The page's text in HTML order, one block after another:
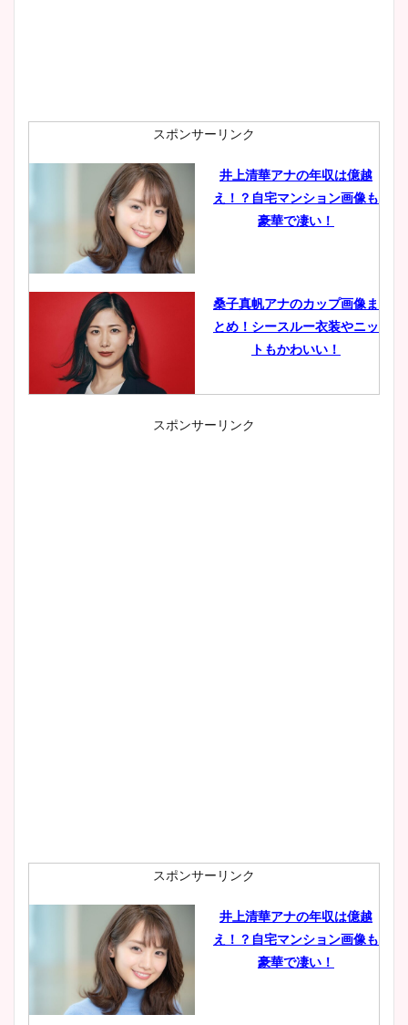
スポンサーリンク
井上清華アナの年収は億越
え！？自宅マンション画像も
豪華で凄い！
桑子真帆アナのカップ画像ま
とめ！シースルー衣装やニッ
トもかわいい！
小室瑛莉子のカップ画像まと
肉も凄い！
鈴木唯の太ってた時の体重が
ヤバすぎww原因や痩せたダ
スポンサーリンク
スポンサーリンク
井上清華アナの年収は億越
え！？自宅マンション画像も
豪華で凄い！